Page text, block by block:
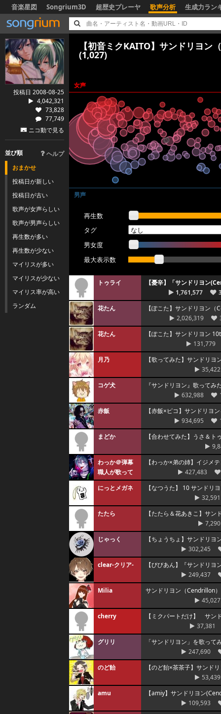
音楽星図 Songrium3D 超歴史プレーヤ 歌声分析 生成力ラン
投稿日 2008-08-25
4,042,321
73,828
77,749
ニコ動で見る
並び順
ヘルプ
おまかせ
投稿日が新しい
投稿日が古い
歌声が女声らしい
歌声が男声らしい
再生数が多い
再生数が少ない
マイリスが多い
マイリスが少ない
マイリス率が高い
ランダム
【初音ミクKAITO】サンドリヨ
(1,027)
女声
男声
再生数
タグ
男女度
最大表示数
トゥライ
【憂辛】「サンドリヨン
1,761,577
花たん
【ぽこた】サンドリヨン
2,026,319
花たん
【ぽこた】サンドリヨン
131,779
月乃
【歌ってみた】サンドリ
35,422
コゲ犬
『サンドリヨン』歌って
632,988
赤飯
【赤飯×ピコ】サンドリヨ
934,695
まどか
【合わせてみた】うさ＆
わっか＠弾幕
職人が歌って
みた
【わっか×弟の姉】イジメ
427,483
にっとメガネ
【なつうた】 10 サンドリ
32,591
たたら
【たたら＆花あきこ】サ
7,290
じゃっく
【ちょうちょ】サンドリ
302,245
clear-クリア-
【びびあん】『サンドリ
249,437
Milia
サンドリヨン（Cendrillon
45,027
cherry
【ミクパートだけ】 サ
37,381
グリリ
「サンドリヨン」を歌って
247,690
のど飴
【のど飴×茶茶子】サンド
53,439
amu
【amiy】サンドリヨン
109,593